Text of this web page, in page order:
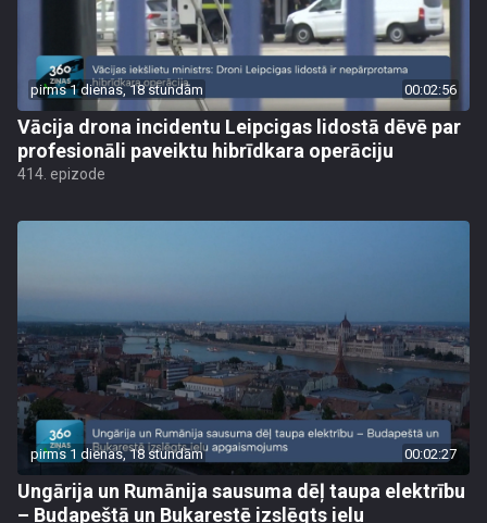
pirms 1 dienas, 18 stundām 00:02:56
Vācija drona incidentu Leipcigas lidostā dēvē par
profesionāli paveiktu hibrīdkara operāciju
414. epizode
pirms 1 dienas, 18 stundām 00:02:27
Ungārija un Rumānija sausuma dēļ taupa elektrību
– Budapeštā un Bukarestē izslēgts ielu